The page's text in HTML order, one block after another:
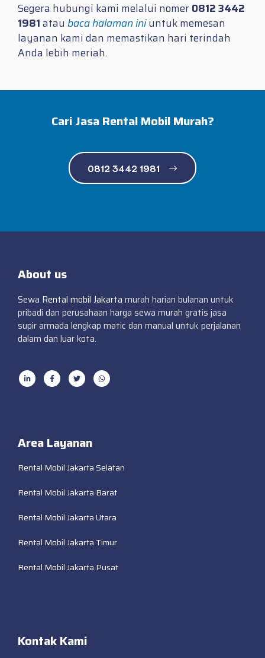
Segera hubungi kami melalui nomer0812 3442
1981atau baca halaman iniuntuk memesan
layanan kami dan memastikan hari terindah
Anda lebih meriah.
Cari Jasa Rental Mobil Murah?
0812 3442 1981
About us
Sewa Rental mobil Jakarta murah harian bulanan untuk
pribadi dan perusahaan harga sewa murah gratis jasa
supir armada lengkap matic dan manual untuk perjalanan
dalam dan luar kota.
Area Layanan
Rental Mobil Jakarta Selatan
Rental Mobil Jakarta Barat
Rental Mobil Jakarta Utara
Rental Mobil Jakarta Timur
Rental Mobil Jakarta Pusat
Kontak Kami